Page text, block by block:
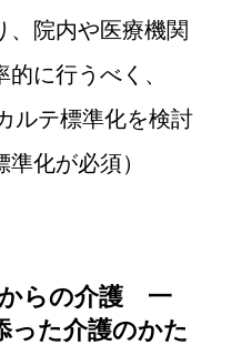
、院内や医療機関
に行うべく、
ルテ標準化を検討
準化が必須）
らの介護 一
った介護のかた